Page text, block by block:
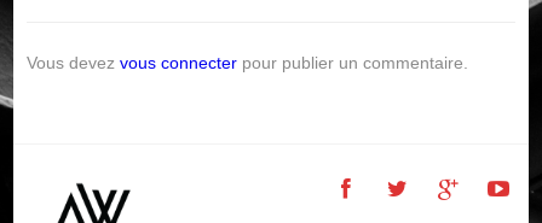
Vous devez vous connecterpour publier un commentaire.